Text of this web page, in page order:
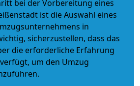
bei der Vorbereitung eines
ist die Auswahl eines
in
sicherzustellen, dass das
die erforderliche Erfahrung
um den Umzug